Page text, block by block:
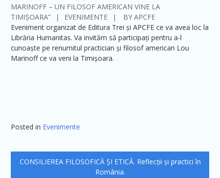
MARINOFF – UN FILOSOF AMERICAN VINE LA
TIMIȘOARA”
EVENIMENTE BYAPCFE
Eveniment organizat de Editura Trei și APCFE ce va avea loc la
Librăria Humanitas. Va invităm să participați pentru a-l
cunoaște pe renumitul practician și filosof american Lou
Marinoff ce va veni la Timișoara.
Posted in Evenimente
Navigare
CONSILIEREA FILOSOFICĂ ȘI ETICĂ. Reflecții și practici în
România.